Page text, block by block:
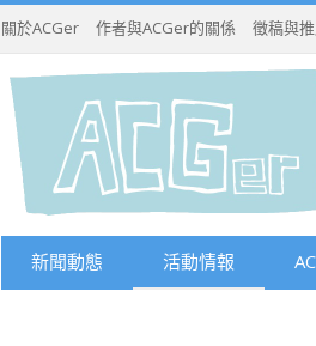
關於ACGer 作者與ACGer的關係 徵稿與
新聞動態 活動情報